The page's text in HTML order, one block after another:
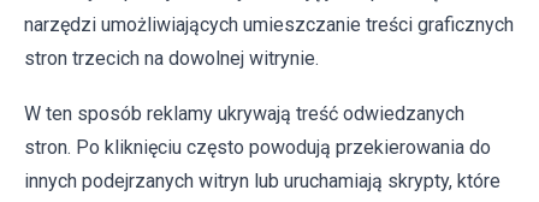
narzędzi umożliwiających umieszczanie treści graficznych
stron trzecich na dowolnej witrynie.
W ten sposób reklamy ukrywają treść odwiedzanych
stron. Po kliknięciu często powodują przekierowania do
innych podejrzanych witryn lub uruchamiają skrypty, które